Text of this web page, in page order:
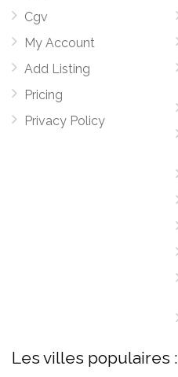
Cgv
My Account
Add Listing
Pricing
Privacy Policy
Les villes populaires :